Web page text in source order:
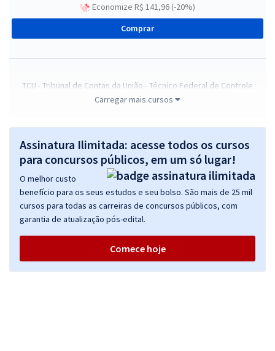
Economize R$ 141,96 (-20%)
Comprar
TCU - Tribunal de Contas da União - Técnico Federal de Controle
Externo
43,32
Economize R$ 129,96 (-20%)
Comprar
TCU - Tribunal de Contas da União - Conhecimentos Básicos para o
cargo de Auditor Federal de Controle Externo - Área Geral
à vista
ou 12x deR$21,99
Carregar mais cursos
Assinatura Ilimitada: acesse todos os cursos
para concursos públicos, em um só lugar!
O melhor custo
benefício para os seus estudos e seu bolso. São mais de 25 mil
cursos para todas as carreiras de concursos públicos, com
garantia de atualização pós-edital.
Comece hoje